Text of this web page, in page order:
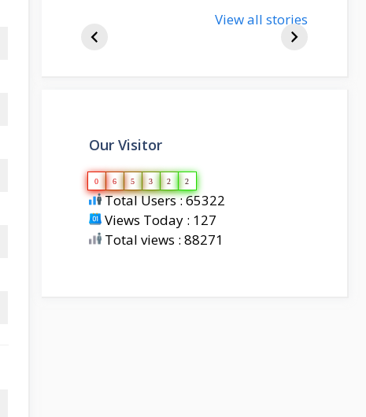
bjp-india-
biography
View all stories
Our Visitor
0 6 5 3 2 2
Total Users : 65322
Views Today : 127
Total views : 88271